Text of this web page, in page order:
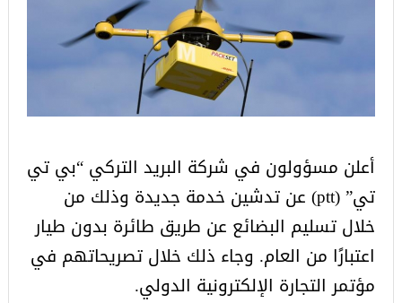
أعلن مسؤولون في شركة البريد التركي “بي تي
تي” (ptt) عن تدشين خدمة جديدة وذلك من
خلال تسليم البضائع عن طريق طائرة بدون طيار
اعتبارًا من العام. وجاء ذلك خلال تصريحاتهم في
مؤتمر التجارة الإلكترونية الدولي.